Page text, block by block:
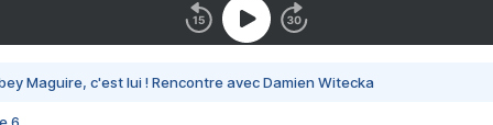
Maguire, c'est lui ! Rencontre avec Damien Witecka